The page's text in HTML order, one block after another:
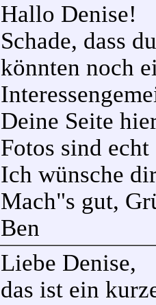
Hallo Denise!
Schade, dass
könnten noch
Deine Seite
Fotos sind
Ich wünsche
Mach"s gut,
Ben
Liebe Denise,
das ist ein